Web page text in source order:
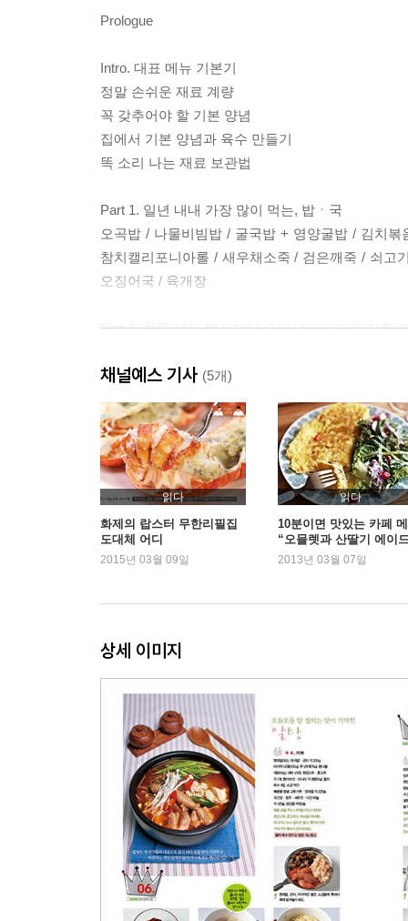
Prologue
Intro. 대표 메뉴 기본기
정말 손쉬운 재료 계량
꼭 갖추어야 할 기본 양념
집에서 기본 양념과 육수 만들기
똑 소리 나는 재료 보관법
Part 1. 일년 내내 가장 많이 먹는, 밥ㆍ국
오곡밥 / 나물비빔밥 / 굴국밥 + 영양굴밥 / 김치
참치캘리포니아롤 / 새우채소죽 / 검은깨죽 / 쇠고
오징어국 / 육개장
Part 2. 하루 세끼 밥상부터 손님상까지 가장 자주
대구매운탕 / 조기매운탕 / 해물탕 / 꽃게탕 +
쇠고기버섯샤브샤브 / 쇠갈비찜 / 등갈비김치찜 /
Part 3. 냉장실에 늘 넣어두고 먹고 싶은, 매일 반찬
불고기 / 오삼불고기 / 쇠고기장조림 / 제육볶음
간장게장 / 장어구이 / 고사리나물 / 시금치나물
오삼불고기 / 쇠고기장조림 / 제육볶음 + 제육김
장어구이 / 고사리나물 / 시금치나물 / 가지나물
감자조림 + 감자볶음 / 달걀말이 / 뚝배기달걀찜 +
Part 4. 밥 대신 가장 많이 찾는, 일품요리
닭칼국수 / 메밀국수 / 쟁반국수 / 잔치국수 / 수제
김치만두 / 새우튀김 / 왕새우칠리구이 + 왕새우
포크커틀릿 / 찹스테이크 / 월남쌈 / 구절판 / 무쌈
해물누룽지탕
Part 5. 출출할 때 가장 먼저 생각나는, 베이킹ㆍ간
피넛쿠키 / 브라우니 / 마들렌 / 치즈케이크 /
라이스버거 / 클럽샌드위치 + 참치샌드위치 / 또
쫄면 / 감자튀김 / 웨지감자와 통마늘오븐구
단호박샐러드 / 단호박죽 / 단호박푸딩 / 과일화채
채널예스 기사 (5개)
읽다
화제의 랍스터 무한리필집
도대체 어디
2015년 03월 09일
읽다
10분이면 맛있는 카페
“오믈렛과 산딸기 에이
2013년 03월 07일
상세 이미지